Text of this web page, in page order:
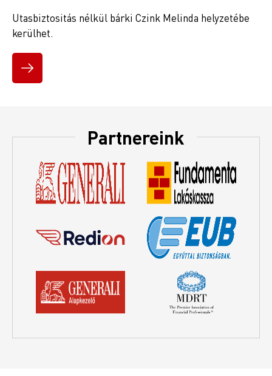
Utasbiztositás nélkül bárki Czink Melinda helyzetébe
kerülhet.
Partnereink